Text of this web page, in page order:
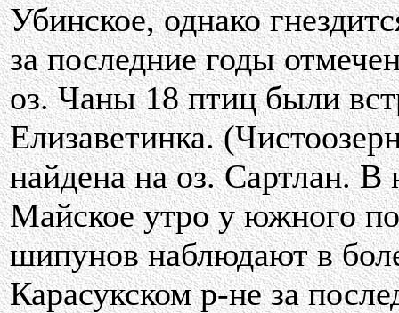
Убинское, однако
за последние годы
оз. Чаны 18 птиц были
Елизаветинка.
найдена на оз. Сартлан. В
Майское утро у южного
шипунов наблюдают в
Карасукском р-не за